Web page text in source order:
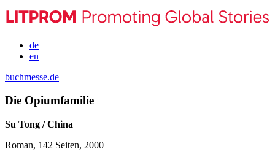
de
en
buchmesse.de
Die Opiumfamilie
Su Tong / China
Roman, 142 Seiten, 2000